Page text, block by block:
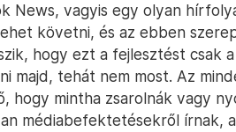
News, vagyis egy olyan
követni, és az ebben
hogy ezt a fejlesztést csak
majd, tehát nem most. Az
hogy mintha zsarolnák vagy
médiabefektetésekről írnak,